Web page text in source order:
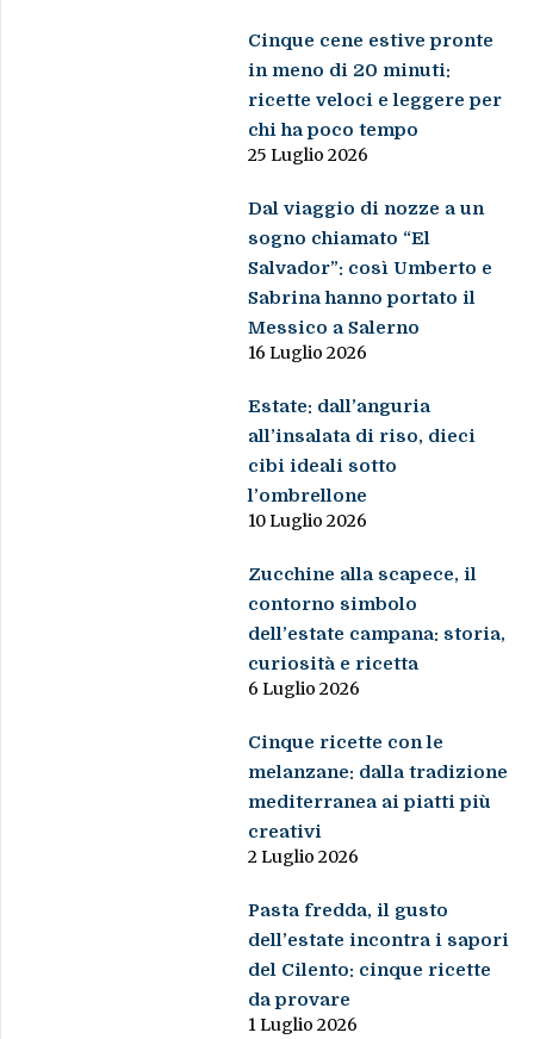
Cinque cene estive pronte
in meno di 20 minuti:
ricette veloci e leggere per
chi ha poco tempo
25 Luglio 2026
Dal viaggio di nozze a un
sogno chiamato “El
Salvador”: così Umberto e
Sabrina hanno portato il
Messico a Salerno
16 Luglio 2026
Estate: dall’anguria
all’insalata di riso, dieci
cibi ideali sotto
l’ombrellone
10 Luglio 2026
Zucchine alla scapece, il
contorno simbolo
dell’estate campana: storia,
curiosità e ricetta
6 Luglio 2026
Cinque ricette con le
melanzane: dalla tradizione
mediterranea ai piatti più
creativi
2 Luglio 2026
Pasta fredda, il gusto
dell’estate incontra i sapori
del Cilento: cinque ricette
da provare
1 Luglio 2026